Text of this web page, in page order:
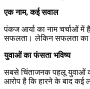
एक नाम, कई सवाल
पंकज आर्या का नाम चर्चाओं में
सफलता। लेकिन सफलता का
युवाओं का फंसता भविष्य
सबसे चिंताजनक पहलू युवाओं
आरोप है कि हारने के बाद कई